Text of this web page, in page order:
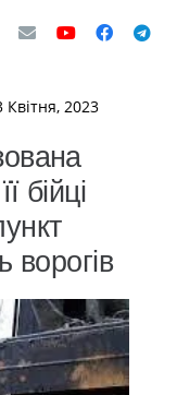
Квітня, 2023
бійці
ворогів